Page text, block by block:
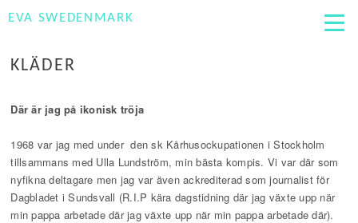
EVA SWEDENMARK
KLÄDER
Där är jag på ikonisk tröja
1968 var jag med under den sk Kårhusockupationen i Stockholm
tillsammans med Ulla Lundström, min bästa kompis. Vi var där som
nyfikna deltagare men jag var även ackrediterad som journalist för
Dagbladet i Sundsvall (R.I.P kära dagstidning där jag växte upp när
min pappa arbetade där jag växte upp när min pappa arbetade där).